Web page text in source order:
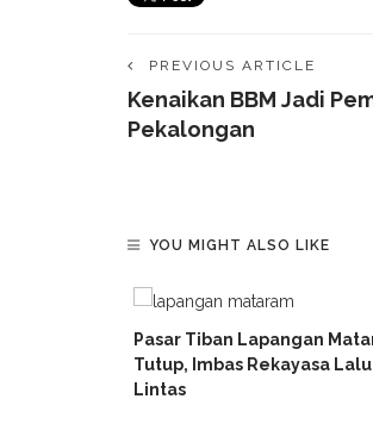
PREVIOUS ARTICLE
Kenaikan BBM Jadi
Pekalongan
YOU MIGHT ALSO LIKE
Pasar Tiban Lapangan
Tutup, Imbas Rekayasa Lalu
Lintas